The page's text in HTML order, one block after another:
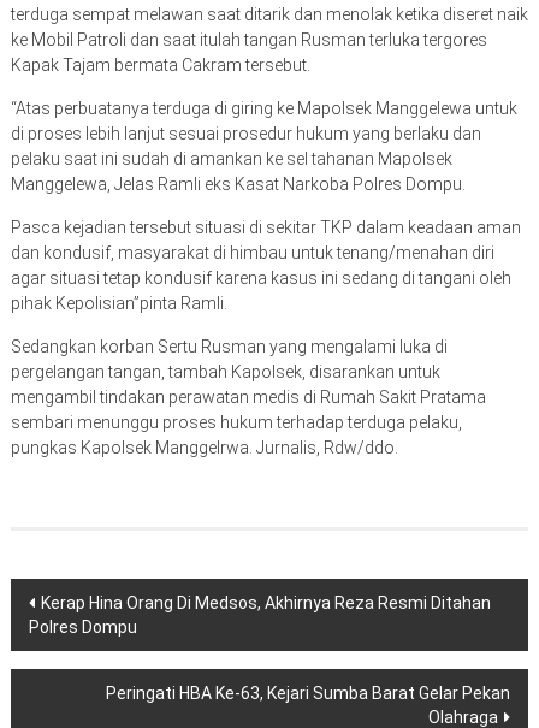
terduga sempat melawan saat ditarik dan menolak ketika diseret naik
ke Mobil Patroli dan saat itulah tangan Rusman terluka tergores
Kapak Tajam bermata Cakram tersebut.
“Atas perbuatanya terduga di giring ke Mapolsek Manggelewa untuk
di proses lebih lanjut sesuai prosedur hukum yang berlaku dan
pelaku saat ini sudah di amankan ke sel tahanan Mapolsek
Manggelewa, Jelas Ramli eks Kasat Narkoba Polres Dompu.
Pasca kejadian tersebut situasi di sekitar TKP dalam keadaan aman
dan kondusif, masyarakat di himbau untuk tenang/menahan diri
agar situasi tetap kondusif karena kasus ini sedang di tangani oleh
pihak Kepolisian”pinta Ramli.
Sedangkan korban Sertu Rusman yang mengalami luka di
pergelangan tangan, tambah Kapolsek, disarankan untuk
mengambil tindakan perawatan medis di Rumah Sakit Pratama
sembari menunggu proses hukum terhadap terduga pelaku,
pungkas Kapolsek Manggelrwa. Jurnalis, Rdw/ddo.
Navigasi
pos
Kerap Hina Orang Di Medsos, Akhirnya Reza Resmi Ditahan
Polres Dompu
Peringati HBA Ke-63, Kejari Sumba Barat Gelar Pekan
Olahraga